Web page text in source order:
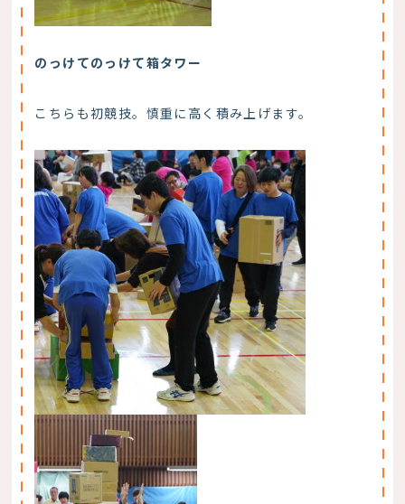
のっけてのっけて箱タワー
こちらも初競技。慎重に高く積み上げます。